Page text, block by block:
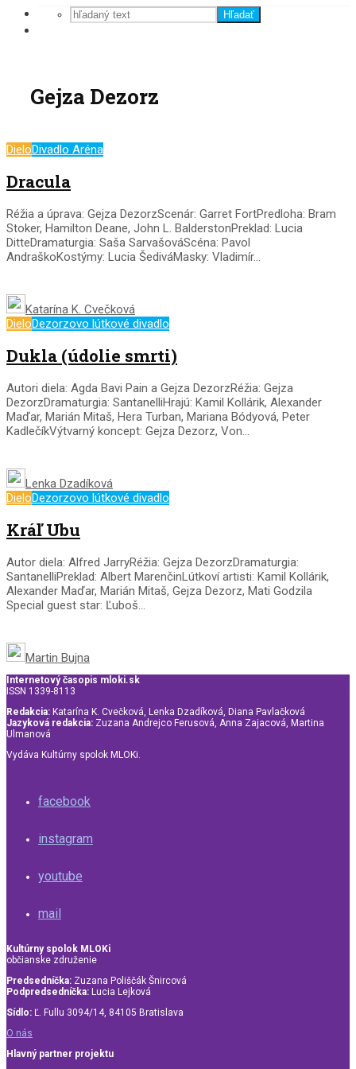
Hľadať
Gejza Dezorz
DieloDivadlo Aréna
Dracula
Réžia a úprava: Gejza DezorzScenár: Garret FortPredloha: Bram
Stoker, Hamilton Deane, John L. BalderstonPreklad: Lucia
DitteDramaturgia: Saša SarvašováScéna: Pavol
AndraškoKostýmy: Lucia ŠediváMasky: Vladimír...
Katarína K. Cvečková
DieloDezorzovo lútkové divadlo
Dukla (údolie smrti)
Autori diela: Agda Bavi Pain a Gejza DezorzRéžia: Gejza
DezorzDramaturgia: SantanelliHrajú: Kamil Kollárik, Alexander
Maďar, Marián Mitaš, Hera Turban, Mariana Bódyová, Peter
KadlečíkVýtvarný koncept: Gejza Dezorz, Von...
Lenka Dzadíková
DieloDezorzovo lútkové divadlo
Kráľ Ubu
Autor diela: Alfred JarryRéžia: Gejza DezorzDramaturgia:
SantanelliPreklad: Albert MarenčinLútkoví artisti: Kamil Kollárik,
Alexander Maďar, Marián Mitaš, Gejza Dezorz, Mati Godzila
Special guest star: Ľuboš...
Martin Bujna
Internetový časopis mloki.sk
ISSN 1339-8113
Redakcia: Katarína K. Cvečková, Lenka Dzadíková, Diana Pavlačková
Jazyková redakcia: Zuzana Andrejco Ferusová, Anna Zajacová, Martina
Ulmanová
Vydáva Kultúrny spolok MLOKi.
facebook
instagram
youtube
mail
Kultúrny spolok MLOKi
občianske združenie
Predsedníčka: Zuzana Poliščák Šnircová
Podpredsedníčka: Lucia Lejková
Sídlo: Ľ. Fullu 3094/14, 84105 Bratislava
O nás
Hlavný partner projektu